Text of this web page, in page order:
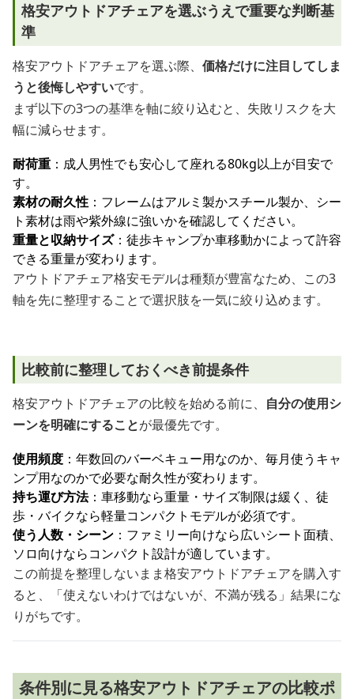
格安アウトドアチェアを選ぶうえで重要な判断基
準
格安アウトドアチェアを選ぶ際、 価格だけに注目してしま
うと後悔しやすいです。
まず以下の3つの基準を軸に絞り込むと、失敗リスクを大
幅に減らせます。
耐荷重 ：成人男性でも安心して座れる80kg以上が目安で
す。
素材の耐久性 ：フレームはアルミ製かスチール製か、シー
ト素材は雨や紫外線に強いかを確認してください。
重量と収納サイズ：徒歩キャンプか車移動かによって許容
できる重量が変わります。
アウトドアチェア格安モデルは種類が豊富なため、この3
軸を先に整理することで選択肢を一気に絞り込めます。
比較前に整理しておくべき前提条件
格安アウトドアチェアの比較を始める前に、 自分の使用シ
ーンを明確にすることが最優先です。
使用頻度 ：年数回のバーベキュー用なのか、毎月使うキャ
ンプ用なのかで必要な耐久性が変わります。
持ち運び方法：車移動なら重量・サイズ制限は緩く、徒
歩・バイクなら軽量コンパクトモデルが必須です。
使う人数・シーン ：ファミリー向けなら広いシート面積、
ソロ向けならコンパクト設計が適しています。
この前提を整理しないまま格安アウトドアチェアを購入す
ると、「使えないわけではないが、不満が残る」結果にな
りがちです。
条件別に見る格安アウトドアチェアの比較ポ